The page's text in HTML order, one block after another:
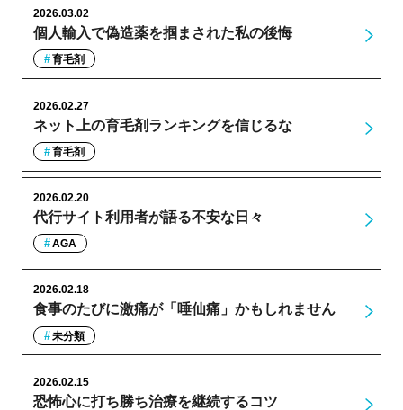
個人輸入で偽造薬を掴まされた私の後悔
2026.03.02
育毛剤
ネット上の育毛剤ランキングを信じるな
2026.02.27
育毛剤
代行サイト利用者が語る不安な日々
2026.02.20
AGA
食事のたびに激痛が「唾仙痛」かもしれません
2026.02.18
未分類
恐怖心に打ち勝ち治療を継続するコツ
2026.02.15